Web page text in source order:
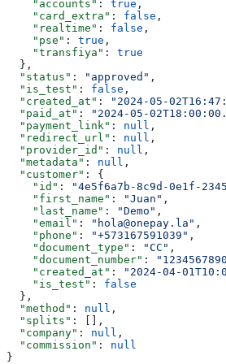
    "accounts"
: true ,
    "card_extra"
: false ,
    "realtime"
: false ,
    "pse"
: true ,
    "transfiya"
: true
  },
  "status"
: "approved" ,
  "is_test"
: false ,
  "created_at"
: "2024-05-
  "paid_at"
: "2024-05-
  "payment_link"
: null ,
  "redirect_url"
: null ,
  "provider_id"
: null ,
  "metadata"
: null ,
  "customer"
: {
    "id"
: "4e5f6a7b-8c9d-0e1f-
    "first_name"
: "Juan" ,
    "last_name"
: "Demo" ,
    "email"
: "hola@onepay.la" ,
    "phone"
: "+573167591039" ,
    "document_type"
: "CC" ,
    "document_number"
:
    "created_at"
: "2024-04-
    "is_test"
: false
  },
  "method"
: null ,
  "splits"
: [],
  "company"
: null ,
  "commission"
: null
}